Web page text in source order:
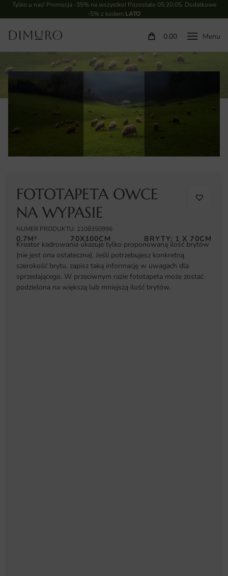
Tylko u nas! Promocja -35% na wszystko! Pozostało 05:20:05. Dodatkowe
-5% z kodem LATO
0.00
FOTOTAPETA OWCE
NA WYPASIE
NUMER PRODUKTU: 1108350996
0.7M² 70X100CM BRYTY: 1 X 70CM
Kreator kadrowania ukazuje tylko proponowaną ilość brytów
(nie jest ona ostateczna). Jeśli potrzebujesz konkretną
szerokość brytu, zapisz taką informację w uwagach dla
sprzedającego. W przeciwnym razie fototapeta może zostać
podzielona na większą lub mniejszą ilość brytów.